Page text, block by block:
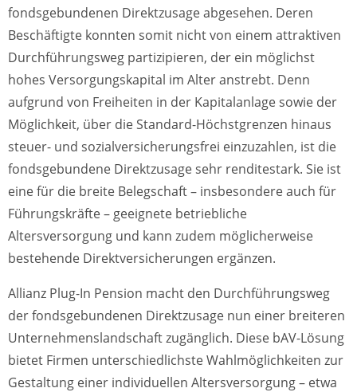
fondsgebundenen Direktzusage abgesehen. Deren
Beschäftigte konnten somit nicht von einem attraktiven
Durchführungsweg partizipieren, der ein möglichst
hohes Versorgungskapital im Alter anstrebt. Denn
aufgrund von Freiheiten in der Kapitalanlage sowie der
Möglichkeit, über die Standard-Höchstgrenzen hinaus
steuer- und sozialversicherungsfrei einzuzahlen, ist die
fondsgebundene Direktzusage sehr renditestark. Sie ist
eine für die breite Belegschaft – insbesondere auch für
Führungskräfte – geeignete betriebliche
Altersversorgung und kann zudem möglicherweise
bestehende Direktversicherungen ergänzen.
Allianz Plug-In Pension macht den Durchführungsweg
der fondsgebundenen Direktzusage nun einer breiteren
Unternehmenslandschaft zugänglich. Diese bAV-Lösung
bietet Firmen unterschiedlichste Wahlmöglichkeiten zur
Gestaltung einer individuellen Altersversorgung – etwa